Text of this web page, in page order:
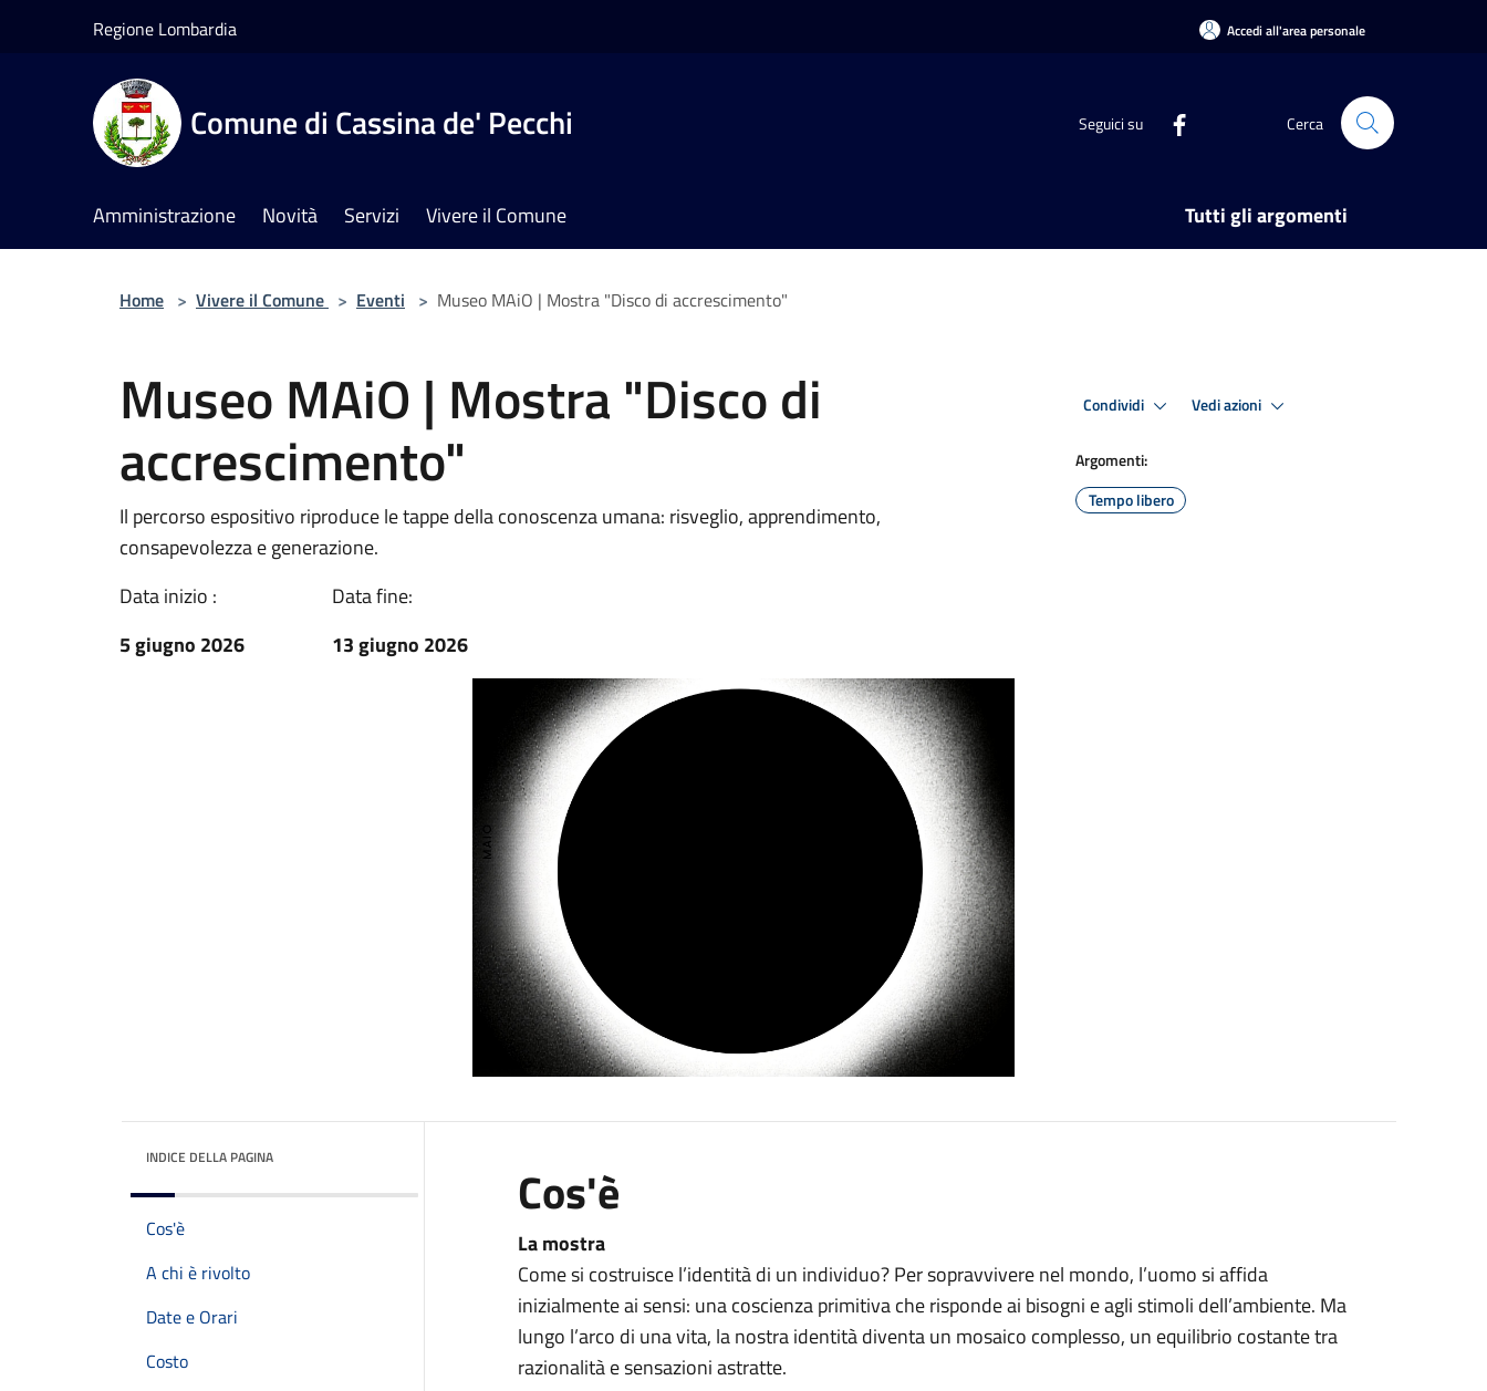
Regione Lombardia Accedi all'area personale
Comune di Cassina de' Pecchi Seguici su Cerca
Amministrazione Novità Servizi Vivere il Comune Tutti gli argomenti
Home > Vivere il Comune > Eventi > Museo MAiO | Mostra "Disco di accrescimento"
Museo MAiO | Mostra "Disco di
accrescimento"
Il percorso espositivo riproduce le tappe della conoscenza umana: risveglio, apprendimento,
consapevolezza e generazione.
Data inizio :
5 giugno 2026
Data fine:
13 giugno 2026
Condividi Vedi azioni
Argomenti:
Tempo libero
INDICE DELLA PAGINA
Cos'è
A chi è rivolto
Date e Orari
Costo
Cos'è
La mostra
Come si costruisce l’identità di un individuo? Per sopravvivere nel mondo, l’uomo si affida
inizialmente ai sensi: una coscienza primitiva che risponde ai bisogni e agli stimoli dell’ambiente. Ma
lungo l’arco di una vita, la nostra identità diventa un mosaico complesso, un equilibrio costante tra
razionalità e sensazioni astratte.